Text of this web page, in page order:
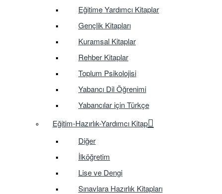
Eğitime Yardımcı Kitaplar
Gençlik Kitapları
Kuramsal Kitaplar
Rehber Kitaplar
Toplum Psikolojisi
Yabancı Dil Öğrenimi
Yabancılar için Türkçe
Eğitim-Hazırlık-Yardımcı Kitap
Diğer
İlköğretim
Lise ve Dengi
Sınavlara Hazırlık Kitapları